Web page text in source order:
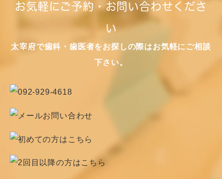
お気軽にご予約・お問い合わせくださ
い
太宰府で歯科・歯医者をお探しの際はお気軽にご相談
下さい。